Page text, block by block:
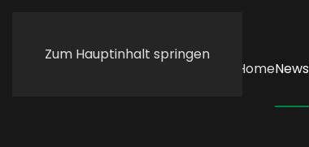
Zum Hauptinhalt springen
HomeNews